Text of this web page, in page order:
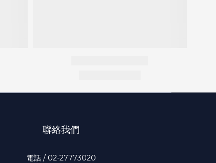
聯絡我們
電話 / 02-27773020